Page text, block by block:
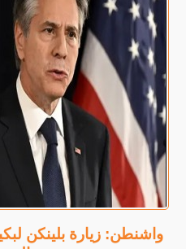
واشنطن: زيارة بلينكن